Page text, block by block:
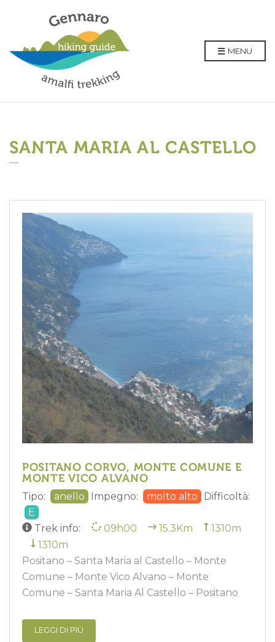
MENU
SANTA MARIA AL CASTELLO
POSITANO CORVO, MONTE COMUNE E
MONTE VICO ALVANO
Tipo: anello Impegno: molto alto
Difficoltà:
E
Trek info:
09h00 15.3Km
1310m
1310m
Positano – Santa Maria al Castello – Monte
Comune – Monte Vico Alvano – Monte
Comune – Santa Maria Al Castello – Positano
LEGGI DI PIÙ